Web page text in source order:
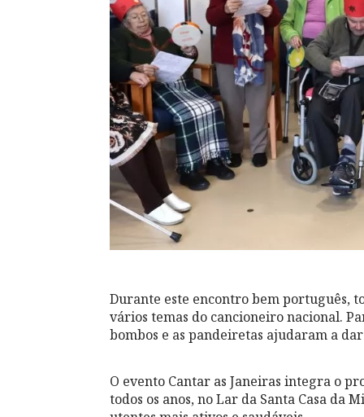
Durante este encontro bem português,
vários temas do cancioneiro nacional.
bombos e as pandeiretas ajudaram a
O evento Cantar as Janeiras integra o
todos os anos, no Lar da Santa Casa da